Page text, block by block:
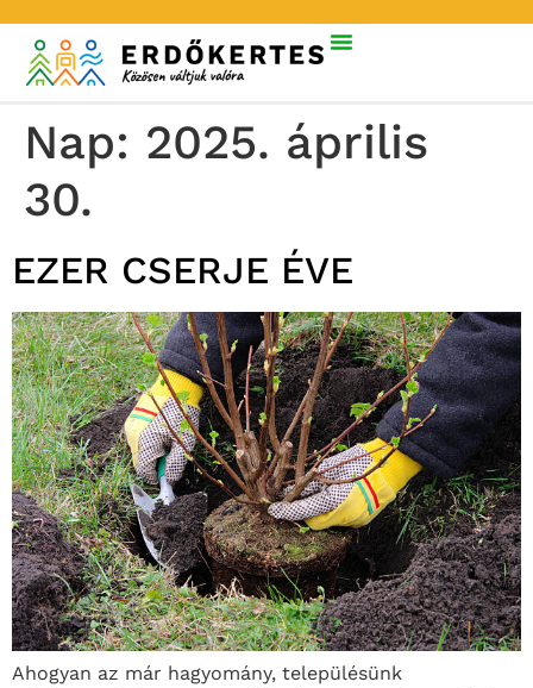
Nap: 2025. április
30.
EZER CSERJE ÉVE
Ahogyan az már hagyomány, településünk